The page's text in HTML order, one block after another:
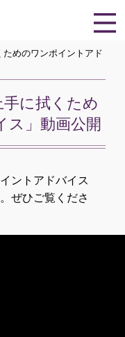
ためのワンポイントアド
手に拭くため
ス」動画公開
ントアドバイス
ぜひご覧くださ